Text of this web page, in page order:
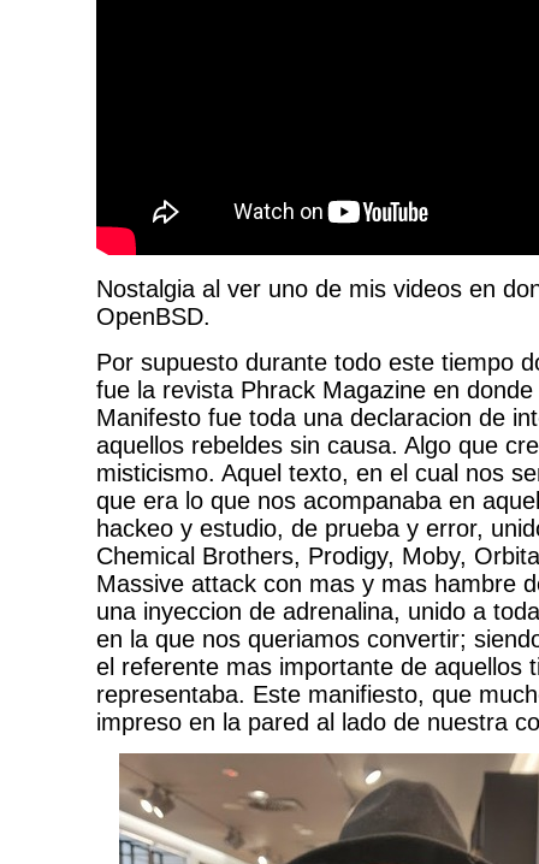
Nostalgia al ver uno de mis videos en
OpenBSD.
Por supuesto durante todo este tiempo
fue la revista Phrack Magazine en
Manifesto fue toda una declaracion de
aquellos rebeldes sin causa. Algo que
misticismo. Aquel texto, en el cual nos
que era lo que nos acompanaba en
hackeo y estudio, de prueba y error,
Chemical Brothers, Prodigy, Moby,
Massive attack con mas y mas hambre
una inyeccion de adrenalina, unido a
en la que nos queriamos convertir;
el referente mas importante de aquellos
representaba. Este manifiesto, que
impreso en la pared al lado de nuestra